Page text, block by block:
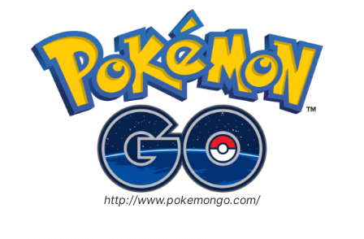
http://www.pokemongo.com/